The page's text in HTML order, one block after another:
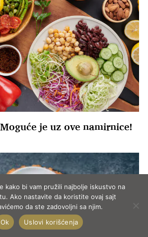
je uz ove namirnice!
kako bi vam pružili najbolje iskustvo na
Ako nastavite da koristite ovaj sajt
da ste zadovoljni sa njim.
Ok
Uslovi korišćenja